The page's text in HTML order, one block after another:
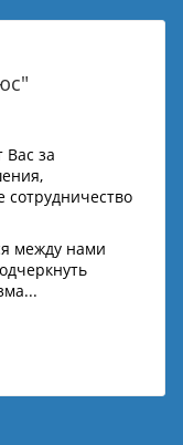
за
сотрудничество
между нами